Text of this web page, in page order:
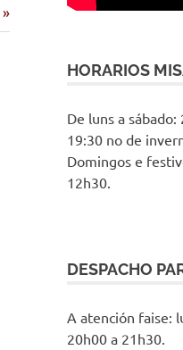
HORARIOS
De luns a
19:30 no de
Domingos e
12h30.
DESPACHO
A atención faise:
20h00 a 21h30.